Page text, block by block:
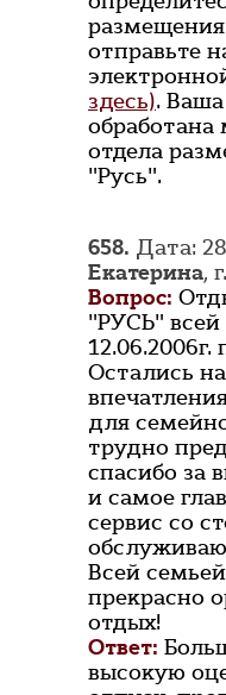
отправьте
здесь). Ваша
отдела
"Русь".
658. Дата:
Екатерина,
Вопрос:
"РУСЬ" всей
12.06.2006г.
Остались
для
трудно
спасибо за
и самое
сервис со
Всей
прекрасно
отдых!
Ответ:
высокую